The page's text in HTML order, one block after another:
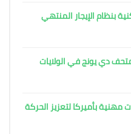
وحدة سكنية بنظام الإيجار المنتهي
دي يونج في الولايات
مهنية بأميركا لتعزيز الحركة